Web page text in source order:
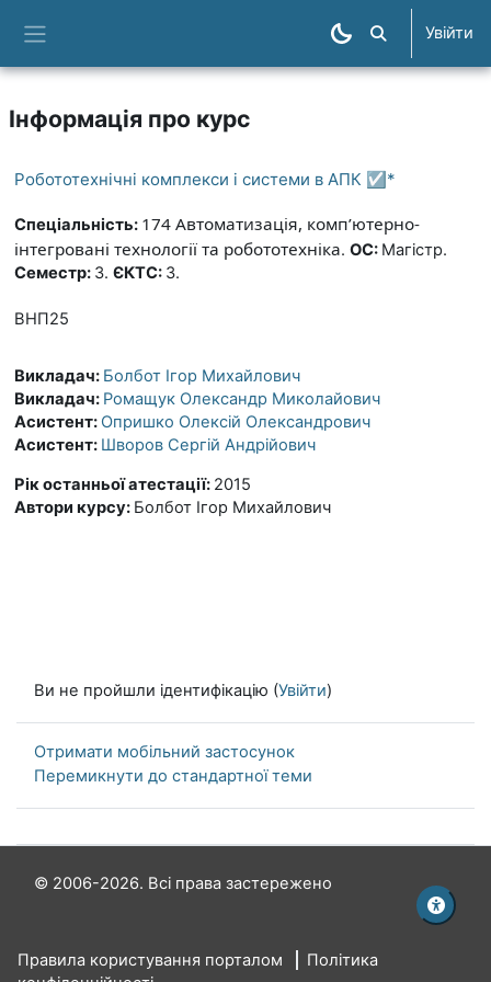
Пошук курсів
Увійти
Інформація про курс
Робототехнічні комплекси і системи в АПК ☑️*
Спеціальність: 174 Автоматизація, комп’ютерно-
інтегровані технології та робототехніка. ОС: Магістр.
Семестр: 3. ЄКТС: 3.
ВНП25
Викладач: Болбот Ігор Михайлович
Викладач: Ромащук Олександр Миколайович
Асистент: Опришко Олексій Олександрович
Асистент: Шворов Сергій Андрійович
Рік останньої атестації: 2015
Автори курсу: Болбот Ігор Михайлович
Ви не пройшли ідентифікацію (Увійти)
Отримати мобільний застосунок
Перемикнути до стандартної теми
© 2006-2026. Всі права застережено
Правила користування порталом
Політика